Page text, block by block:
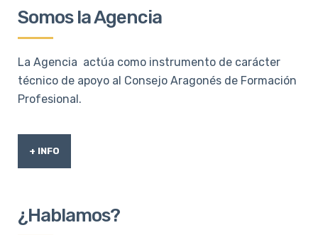
Somos la Agencia
La Agencia actúa como instrumento de carácter
técnico de apoyo al Consejo Aragonés de Formación
Profesional.
+ INFO
¿Hablamos?